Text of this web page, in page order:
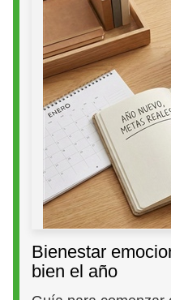
Bienestar
bien el año